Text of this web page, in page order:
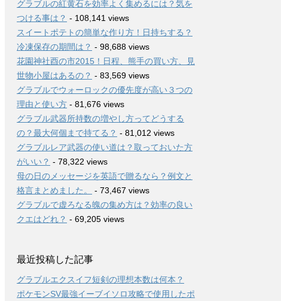
グラブルの紅黄石を効率よく集めるには？気を
つける事は？ - 108,141 views
スイートポテトの簡単な作り方！日持ちする？
冷凍保存の期間は？ - 98,688 views
花園神社酉の市2015！日程、熊手の買い方、見
世物小屋はあるの？ - 83,569 views
グラブルでウォーロックの優先度が高い３つの
理由と使い方 - 81,676 views
グラブル武器所持数の増やし方ってどうする
の？最大何個まで持てる？ - 81,012 views
グラブルレア武器の使い道は？取っておいた方
がいい？ - 78,322 views
母の日のメッセージを英語で贈るなら？例文と
格言まとめました。
- 73,467 views
グラブルで虚ろなる魄の集め方は？効率の良い
クエはどれ？ - 69,205 views
最近投稿した記事
グラブルエクスイフ短剣の理想本数は何本？
ポケモンSV最強イーブイソロ攻略で使用したポ